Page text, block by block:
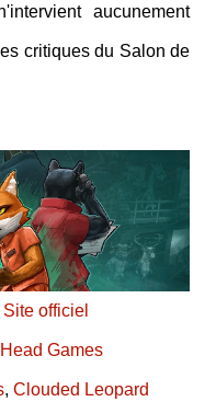
aucunement
critiques du Salon de
Site officiel
Games
, Clouded Leopard